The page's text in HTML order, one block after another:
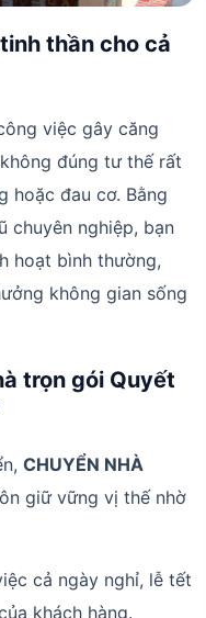
thần cho cả
việc gây căng
đúng tư thế rất
hoặc đau cơ. Bằng
chuyên nghiệp, bạn
hoạt bình thường,
không gian sống
trọn gói Quyết
CHUYỂN NHÀ
giữ vững vị thế nhờ
cả ngày nghỉ, lễ tết
khách hàng.